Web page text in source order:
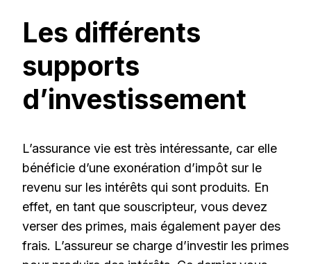
Les différents
supports
d’investissement
L’assurance vie est très intéressante, car elle
bénéficie d’une exonération d’impôt sur le
revenu sur les intérêts qui sont produits. En
effet, en tant que souscripteur, vous devez
verser des primes, mais également payer des
frais. L’assureur se charge d’investir les primes